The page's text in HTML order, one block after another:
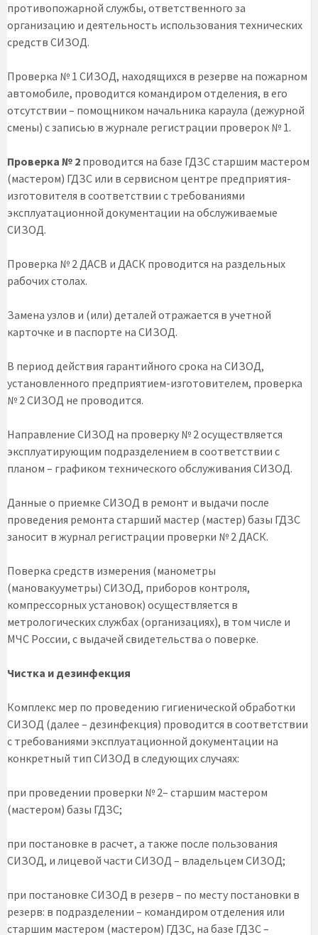
противопожарной службы, ответственного за
организацию и деятельность использования технических
средств СИЗОД.
Проверка № 1 СИЗОД, находящихся в резерве на пожарном
автомобиле, проводится командиром отделения, в его
отсутствии – помощником начальника караула (дежурной
смены) с записью в журнале регистрации проверок № 1.
Проверка № 2 проводится на базе ГДЗС старшим мастером
(мастером) ГДЗС или в сервисном центре предприятия-
изготовителя в соответствии с требованиями
эксплуатационной документации на обслуживаемые
СИЗОД.
Проверка № 2 ДАСВ и ДАСК проводится на раздельных
рабочих столах.
Замена узлов и (или) деталей отражается в учетной
карточке и в паспорте на СИЗОД.
В период действия гарантийного срока на СИЗОД,
установленного предприятием-изготовителем, проверка
№ 2 СИЗОД не проводится.
Направление СИЗОД на проверку № 2 осуществляется
эксплуатирующим подразделением в соответствии с
планом – графиком технического обслуживания СИЗОД.
Данные о приемке СИЗОД в ремонт и выдачи после
проведения ремонта старший мастер (мастер) базы ГДЗС
заносит в журнал регистрации проверки № 2 ДАСК.
Поверка средств измерения (манометры
(мановакууметры) СИЗОД, приборов контроля,
компрессорных установок) осуществляется в
метрологических службах (организациях), в том числе и
МЧС России, с выдачей свидетельства о поверке.
Чистка и дезинфекция
Комплекс мер по проведению гигиенической обработки
СИЗОД (далее – дезинфекция) проводится в соответствии
с требованиями эксплуатационной документации на
конкретный тип СИЗОД в следующих случаях:
при проведении проверки № 2– старшим мастером
(мастером) базы ГДЗС;
при постановке в расчет, а также после пользования
СИЗОД, и лицевой части СИЗОД – владельцем СИЗОД;
при постановке СИЗОД в резерв – по месту постановки в
резерв: в подразделении – командиром отделения или
старшим мастером (мастером) ГДЗС, на базе ГДЗС –